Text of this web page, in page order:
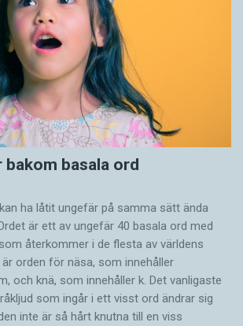
bakom basala ord
ha låtit ungefär på samma sätt ända
är ett av ungefär 40 basala ord med
återkommer i de flesta av världens
är orden för näsa, som innehåller
och knä, som innehåller k. Det vanligaste
som ingår i ett visst ord ändrar sig
inte är så hårt knutna till en viss